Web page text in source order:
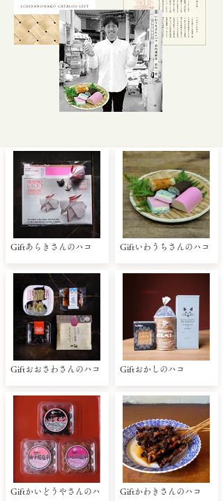
Giftあらきさんのハコ
Giftおおさわさんのハコ
Giftかいどうやさんのハ
Giftいわうちさんのハコ
Giftおかしのハコ
Giftかわきさんのハコ